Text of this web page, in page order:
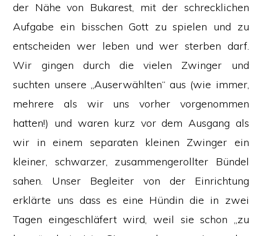
der Nähe von Bukarest, mit der schrecklichen
Aufgabe ein bisschen Gott zu spielen und zu
entscheiden wer leben und wer sterben darf.
Wir gingen durch die vielen Zwinger und
suchten unsere „Auserwählten“ aus (wie immer,
mehrere als wir uns vorher vorgenommen
hatten!) und waren kurz vor dem Ausgang als
wir in einem separaten kleinen Zwinger ein
kleiner, schwarzer, zusammengerollter Bündel
sahen. Unser Begleiter von der Einrichtung
erklärte uns dass es eine Hündin die in zwei
Tagen eingeschläfert wird, weil sie schon „zu